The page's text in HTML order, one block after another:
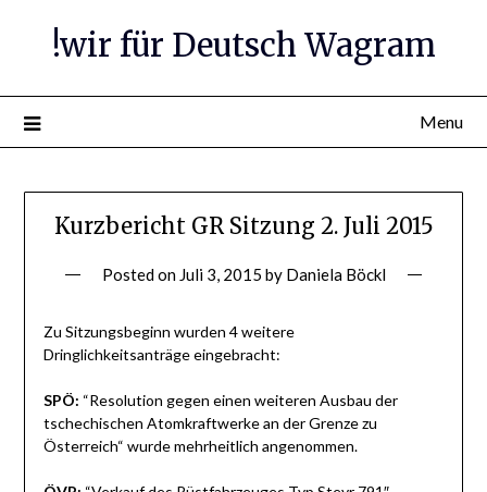
!wir für Deutsch Wagram
Menu
Kurzbericht GR Sitzung 2. Juli 2015
Posted on Juli 3, 2015 by Daniela Böckl
Zu Sitzungsbeginn wurden 4 weitere
Dringlichkeitsanträge eingebracht:
SPÖ: “Resolution gegen einen weiteren Ausbau der
tschechischen Atomkraftwerke an der Grenze zu
Österreich“ wurde mehrheitlich angenommen.